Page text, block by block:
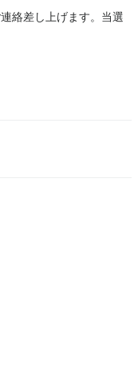
絡差し上げます。当選